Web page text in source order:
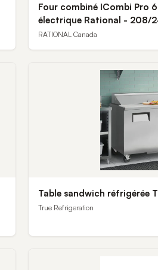
Four combiné ICombi Pro
électrique Rational - 208/
RATIONAL Canada
Table sandwich réfrigérée
True Refrigeration